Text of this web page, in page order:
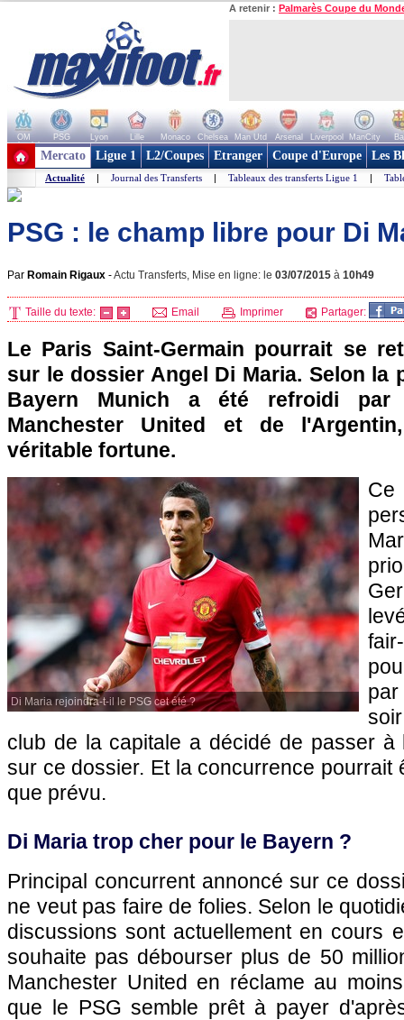
A retenir : Palmarès Coupe du
OM PSG Lyon Lille Monaco Chelsea Man Utd Arsenal Liverpool ManCity
+ de clubs
Mercato Ligue 1 L2/Coupes Etranger Coupe d'Europe Les
Actualité | Journal des Transferts | Tableaux des transferts Ligue 1 |
PSG : le champ libre pour Di
Par Romain Rigaux -Actu Transferts, Mise en ligne: le 03/07/2015 à 10h49
Taille du texte: Email Imprimer Partager:
Le Paris Saint-Germain pourrait se
sur le dossier Angel Di Maria. Selon la
Bayern Munich a été refroidi par
Manchester United et de
véritable fortune.
Di Maria rejoindra-t-il le PSG cet été ?
Ce
club de la capitale a décidé de passer à
sur ce dossier. Et la concurrence pourrait
que prévu.
Di Maria trop cher pour le Bayern ?
Principal concurrent annoncé sur ce
ne veut pas faire de folies. Selon le
discussions sont actuellement en cours
souhaite pas débourser plus de 50
Manchester United en réclame au
que le PSG semble prêt à payer